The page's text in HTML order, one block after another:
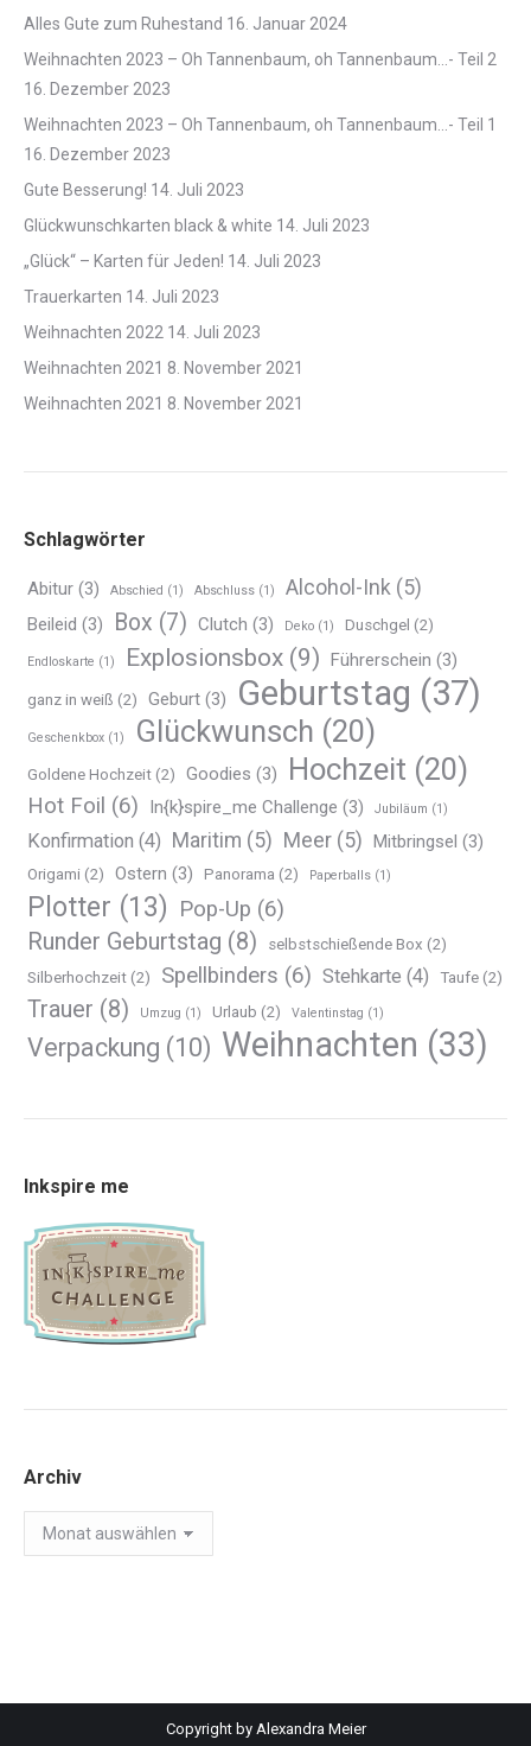
Alles Gute zum Ruhestand 16. Januar 2024
Weihnachten 2023 – Oh Tannenbaum, oh Tannenbaum…- Teil 2
16. Dezember 2023
Weihnachten 2023 – Oh Tannenbaum, oh Tannenbaum…- Teil 1
16. Dezember 2023
Gute Besserung! 14. Juli 2023
Glückwunschkarten black & white 14. Juli 2023
„Glück“ – Karten für Jeden! 14. Juli 2023
Trauerkarten 14. Juli 2023
Weihnachten 2022 14. Juli 2023
Weihnachten 2021 8. November 2021
Weihnachten 2021 8. November 2021
Schlagwörter
Abitur (3) Abschied (1) Abschluss (1) Alcohol-Ink (5)
Beileid (3) Box (7) Clutch (3) Deko (1) Duschgel (2)
Endloskarte (1) Explosionsbox (9) Führerschein (3)
ganz in weiß (2) Geburt (3) Geburtstag (37)
Geschenkbox (1) Glückwunsch (20)
Goldene Hochzeit (2) Goodies (3) Hochzeit (20)
Hot Foil (6) In{k}spire_me Challenge (3) Jubiläum (1)
Konfirmation (4) Maritim (5) Meer (5) Mitbringsel (3)
Origami (2) Ostern (3) Panorama (2) Paperballs (1)
Plotter (13) Pop-Up (6)
Runder Geburtstag (8) selbstschießende Box (2)
Silberhochzeit (2) Spellbinders (6) Stehkarte (4) Taufe (2)
Trauer (8) Umzug (1) Urlaub (2) Valentinstag (1)
Verpackung (10) Weihnachten (33)
Inkspire me
Archiv
Archiv
Copyright by Alexandra Meier